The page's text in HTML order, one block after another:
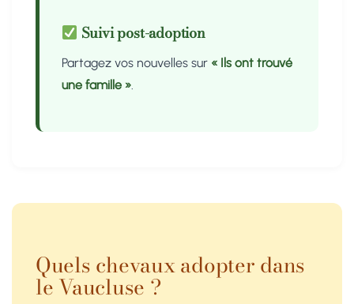
Suivi post-adoption
Partagez vos nouvelles sur « Ils ont trouvé
une famille »
Quels chevaux adopter dans
le Vaucluse ?